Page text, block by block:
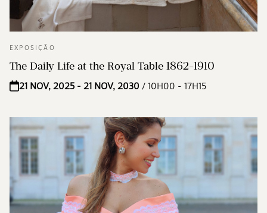
EXPOSIÇÃO
The Daily Life at the Royal Table 1862-1910
21 NOV, 2025 - 21 NOV, 2030 / 10H00 - 17H15